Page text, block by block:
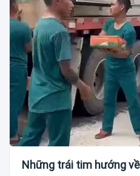
Những trái tim hướng